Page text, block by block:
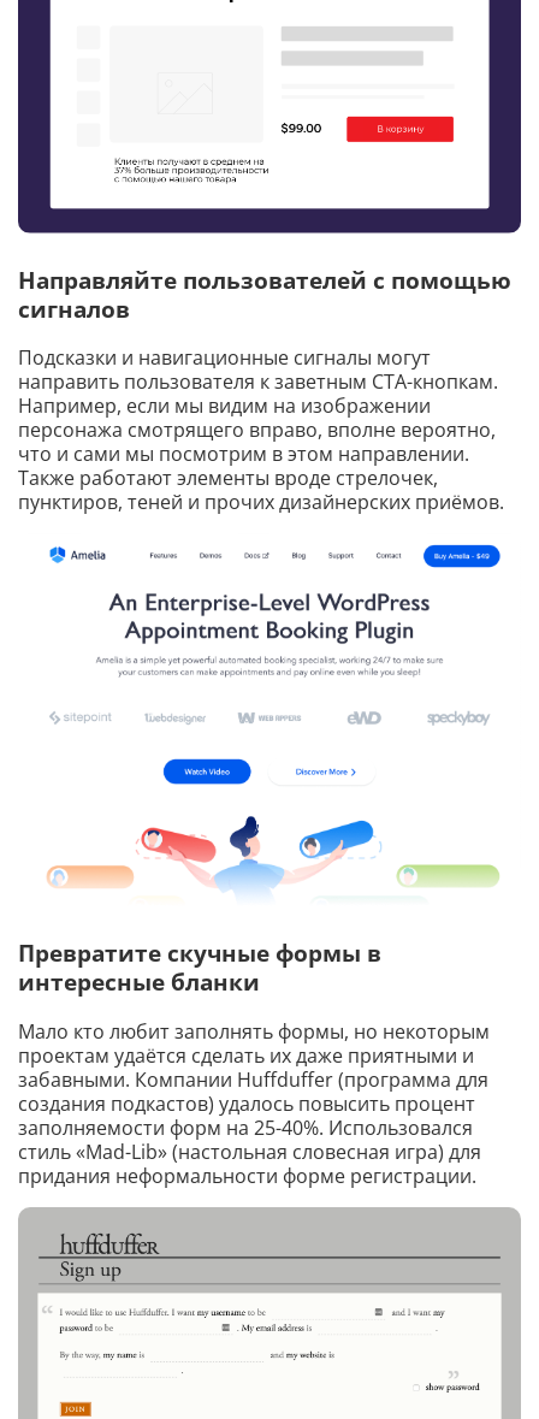
Направляйте пользователей с помощью
сигналов
Подсказки и навигационные сигналы могут
направить пользователя к заветным CTA-кнопкам.
Например, если мы видим на изображении
персонажа смотрящего вправо, вполне вероятно,
что и сами мы посмотрим в этом направлении.
Также работают элементы вроде стрелочек,
пунктиров, теней и прочих дизайнерских приёмов.
Превратите скучные формы в
интересные бланки
Мало кто любит заполнять формы, но некоторым
проектам удаётся сделать их даже приятными и
забавными. Компании Huffduffer (программа для
создания подкастов) удалось повысить процент
заполняемости форм на 25-40%. Использовался
стиль «Mad-Lib» (настольная словесная игра) для
придания неформальности форме регистрации.